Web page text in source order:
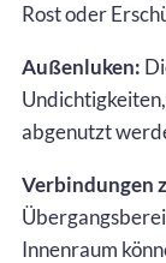
Rost oder
Außenluken:
abgenutzt
Verbindungen
Innenraum